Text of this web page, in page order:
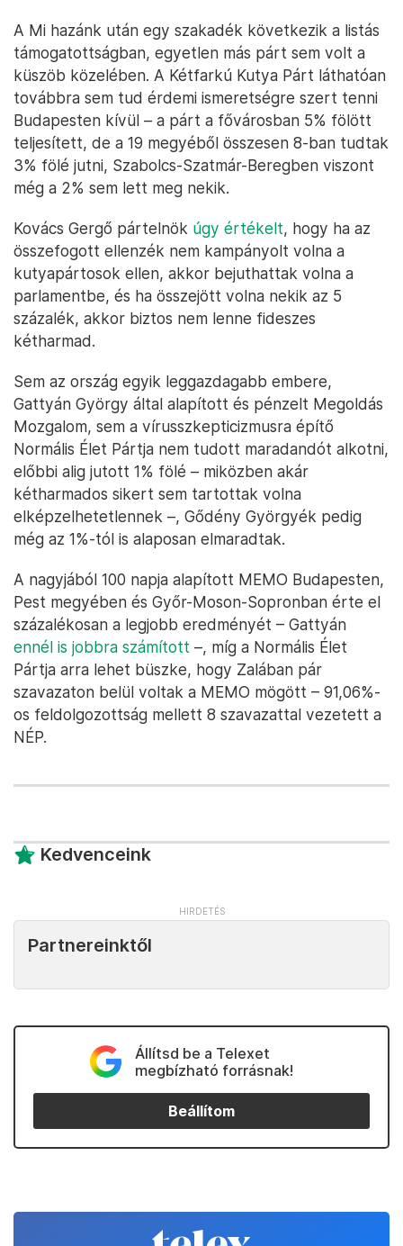
A Mi hazánk után egy szakadék következik a listás
támogatottságban, egyetlen más párt sem volt a
küszöb közelében. A Kétfarkú Kutya Párt láthatóan
továbbra sem tud érdemi ismeretségre szert tenni
Budapesten kívül – a párt a fővárosban 5% fölött
teljesített, de a 19 megyéből összesen 8-ban tudtak
3% fölé jutni, Szabolcs-Szatmár-Beregben viszont
még a 2% sem lett meg nekik.
Kovács Gergő pártelnök úgy értékelt, hogy ha az
összefogott ellenzék nem kampányolt volna a
kutyapártosok ellen, akkor bejuthattak volna a
parlamentbe, és ha összejött volna nekik az 5
százalék, akkor biztos nem lenne fideszes
kétharmad.
Sem az ország egyik leggazdagabb embere,
Gattyán György által alapított és pénzelt Megoldás
Mozgalom, sem a vírusszkepticizmusra építő
Normális Élet Pártja nem tudott maradandót alkotni,
előbbi alig jutott 1% fölé – miközben akár
kétharmados sikert sem tartottak volna
elképzelhetetlennek –, Gődény Györgyék pedig
még az 1%-tól is alaposan elmaradtak.
A nagyjából 100 napja alapított MEMO Budapesten,
Pest megyében és Győr-Moson-Sopronban érte el
százalékosan a legjobb eredményét – Gattyán
ennél is jobbra számított –, míg a Normális Élet
Pártja arra lehet büszke, hogy Zalában pár
szavazaton belül voltak a MEMO mögött – 91,06%-
os feldolgozottság mellett 8 szavazattal vezetett a
NÉP.
Kedvenceink
Partnereinktől
Állítsd be a Telexet
megbízható forrásnak!
Beállítom